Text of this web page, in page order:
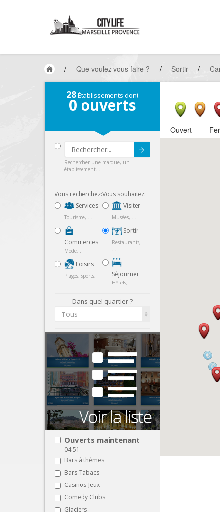
/ Que voulez vous faire ? / Sortir /
28Établissements dont
0 ouverts
Submit
Rechercher une marque, un
établissement...
Vous recherchez:
Services
Tourisme, ...
Commerces
Mode, ...
Loisirs
Plages, sports,
...
Vous souhaitez:
Visiter
Musées, ...
Sortir
Restaurants,
...
Séjourner
Hôtels, ...
Dans quel quartier ?
Tous
Ouverts maintenant
04:51
Bars à thèmes
Bars-Tabacs
Casinos-Jeux
Comedy Clubs
Glaciers
Ouvert